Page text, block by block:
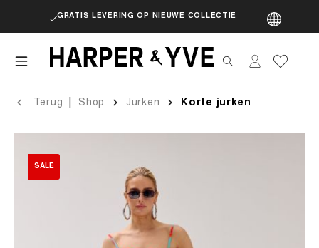
GRATIS LEVERING OP NIEUWE COLLECTIE
Terug Shop Jurken Korte jurken
SALE